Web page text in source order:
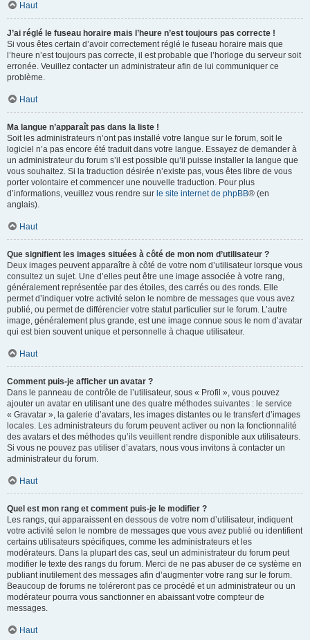
Haut
J’ai réglé le fuseau horaire mais l’heure n’est toujours pas correcte !
Si vous êtes certain d’avoir correctement réglé le fuseau horaire mais que
l’heure n’est toujours pas correcte, il est probable que l’horloge du serveur soit
erronée. Veuillez contacter un administrateur afin de lui communiquer ce
problème.
Haut
Ma langue n’apparaît pas dans la liste !
Soit les administrateurs n’ont pas installé votre langue sur le forum, soit le
logiciel n’a pas encore été traduit dans votre langue. Essayez de demander à
un administrateur du forum s’il est possible qu’il puisse installer la langue que
vous souhaitez. Si la traduction désirée n’existe pas, vous êtes libre de vous
porter volontaire et commencer une nouvelle traduction. Pour plus
d’informations, veuillez vous rendre sur le site internet de phpBB® (en
anglais).
Haut
Que signifient les images situées à côté de mon nom d’utilisateur ?
Deux images peuvent apparaître à côté de votre nom d’utilisateur lorsque vous
consultez un sujet. Une d’elles peut être une image associée à votre rang,
généralement représentée par des étoiles, des carrés ou des ronds. Elle
permet d’indiquer votre activité selon le nombre de messages que vous avez
publié, ou permet de différencier votre statut particulier sur le forum. L’autre
image, généralement plus grande, est une image connue sous le nom d’avatar
qui est bien souvent unique et personnelle à chaque utilisateur.
Haut
Comment puis-je afficher un avatar ?
Dans le panneau de contrôle de l’utilisateur, sous « Profil », vous pouvez
ajouter un avatar en utilisant une des quatre méthodes suivantes : le service
« Gravatar », la galerie d’avatars, les images distantes ou le transfert d’images
locales. Les administrateurs du forum peuvent activer ou non la fonctionnalité
des avatars et des méthodes qu’ils veuillent rendre disponible aux utilisateurs.
Si vous ne pouvez pas utiliser d’avatars, nous vous invitons à contacter un
administrateur du forum.
Haut
Quel est mon rang et comment puis-je le modifier ?
Les rangs, qui apparaissent en dessous de votre nom d’utilisateur, indiquent
votre activité selon le nombre de messages que vous avez publié ou identifient
certains utilisateurs spécifiques, comme les administrateurs et les
modérateurs. Dans la plupart des cas, seul un administrateur du forum peut
modifier le texte des rangs du forum. Merci de ne pas abuser de ce système en
publiant inutilement des messages afin d’augmenter votre rang sur le forum.
Beaucoup de forums ne toléreront pas ce procédé et un administrateur ou un
modérateur pourra vous sanctionner en abaissant votre compteur de
messages.
Haut